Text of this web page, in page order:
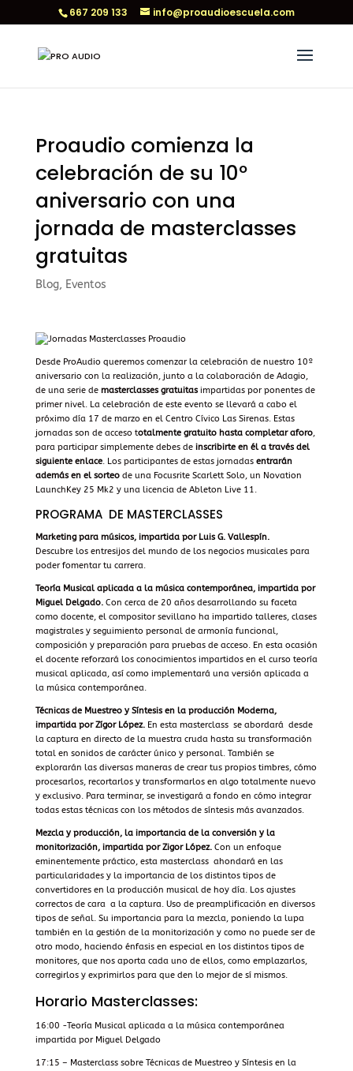
667 209 133 info@proaudioescuela.com
Proaudio comienza la
celebración de su 10º
aniversario con una
jornada de masterclasses
gratuitas
Blog, Eventos
Desde ProAudio queremos comenzar la celebración de nuestro 10º
aniversario con la realización, junto a la colaboración de Adagio,
de una serie de masterclasses gratuitasimpartidas por ponentes de
primer nivel. La celebración de este evento se llevará a cabo el
próximo día 17 de marzo en el Centro Cívico Las Sirenas. Estas
jornadas son de acceso totalmente gratuito hasta completar aforo,
para participar simplemente debes de inscribirte en él a través del
siguiente enlace. Los participantes de estas jornadas entrarán
además en el sorteode una Focusrite Scarlett Solo, un Novation
LaunchKey 25 Mk2 y una licencia de Ableton Live 11.
PROGRAMA DE MASTERCLASSES
Marketing para músicos, impartida por Luis G. Vallespín.
Descubre los entresijos del mundo de los negocios musicales para
poder fomentar tu carrera.
Teoría Musical aplicada a la música contemporánea, impartida por
Miguel Delgado. Con cerca de 20 años desarrollando su faceta
como docente, el compositor sevillano ha impartido talleres, clases
magistrales y seguimiento personal de armonía funcional,
composición y preparación para pruebas de acceso. En esta ocasión
el docente reforzará los conocimientos impartidos en el curso teoría
musical aplicada, así como implementará una versión aplicada a
la música contemporánea.
Técnicas de Muestreo y Síntesis en la producción Moderna,
impartida por Zígor López. En esta masterclass se abordará desde
la captura en directo de la muestra cruda hasta su transformación
total en sonidos de carácter único y personal. También se
explorarán las diversas maneras de crear tus propios timbres, cómo
procesarlos, recortarlos y transformarlos en algo totalmente nuevo
y exclusivo. Para terminar, se investigará a fondo en cómo integrar
todas estas técnicas con los métodos de síntesis más avanzados.
Mezcla y producción, la importancia de la conversión y la
monitorización, impartida por Zigor López. Con un enfoque
eminentemente práctico, esta masterclass ahondará en las
particularidades y la importancia de los distintos tipos de
convertidores en la producción musical de hoy día. Los ajustes
correctos de cara a la captura. Uso de preamplificación en diversos
tipos de señal. Su importancia para la mezcla, poniendo la lupa
también en la gestión de la monitorización y como no puede ser de
otro modo, haciendo énfasis en especial en los distintos tipos de
monitores, que nos aporta cada uno de ellos, como emplazarlos,
corregirlos y exprimirlos para que den lo mejor de sí mismos.
Horario Masterclasses:
16:00 -Teoría Musical aplicada a la música contemporánea
impartida por Miguel Delgado
17:15 – Masterclass sobre Técnicas de Muestreo y Síntesis en la